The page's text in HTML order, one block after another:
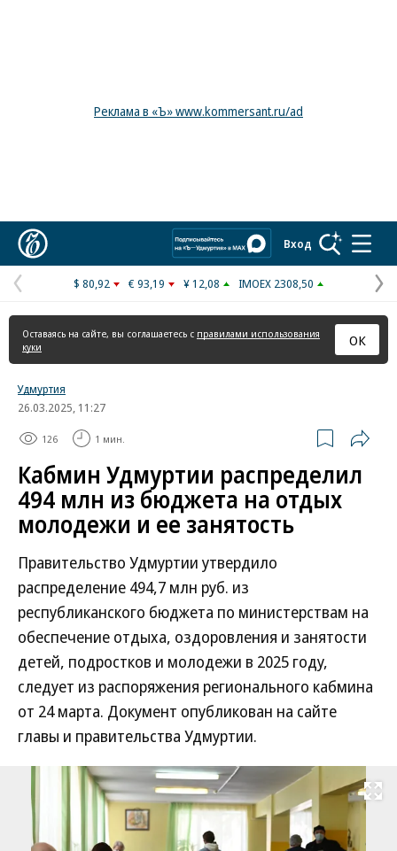
Реклама в «Ъ» www.kommersant.ru/ad
Вход
Предыдущая
страница
$ 80,92 € 93,19 ¥ 12,08 IMOEX 2308,50
Оставаясь на сайте, вы соглашаетесь с правилами использования
куки
ОК
Удмуртия
26.03.2025, 11:27
126 1 мин.
Кабмин Удмуртии распределил
494 млн из бюджета на отдых
молодежи и ее занятость
Правительство Удмуртии утвердило
распределение 494,7 млн руб. из
республиканского бюджета по министерствам на
обеспечение отдыха, оздоровления и занятости
детей, подростков и молодежи в 2025 году,
следует из распоряжения регионального кабмина
от 24 марта. Документ опубликован на сайте
главы и правительства Удмуртии.
Развернуть